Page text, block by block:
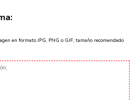
en formato JPG, PNG o GIF, tamaño recomendado